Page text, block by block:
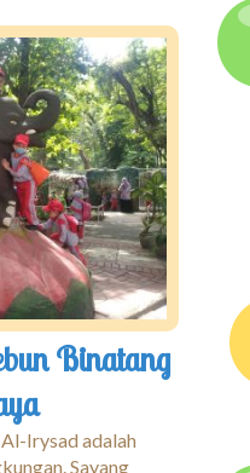
Binatang
Irysad adalah
Sayang